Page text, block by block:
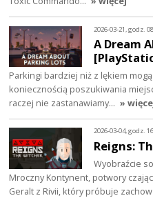
2026-03-21, godz.
A Dream
Parkingi bardziej niż z lękiem
koniecznością poszukiwania
raczej nie zastanawiamy… »
2026-03-04, godz.
Reigns:
Wyobraźcie
Mroczny Kontynent, potwory
Geralt z Rivii, który próbuje